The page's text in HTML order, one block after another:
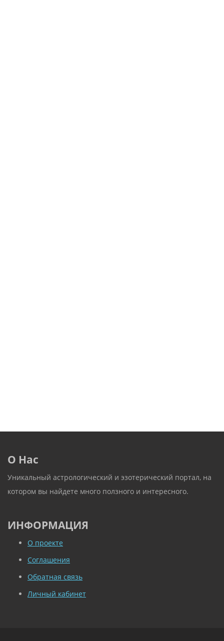
О Нас
Уникальный астрологический и эзотерический портал, на
котором вы найдете много ползного и интересного.
ИНФОРМАЦИЯ
О проекте
Соглашения
Обратная связь
Личный кабинет